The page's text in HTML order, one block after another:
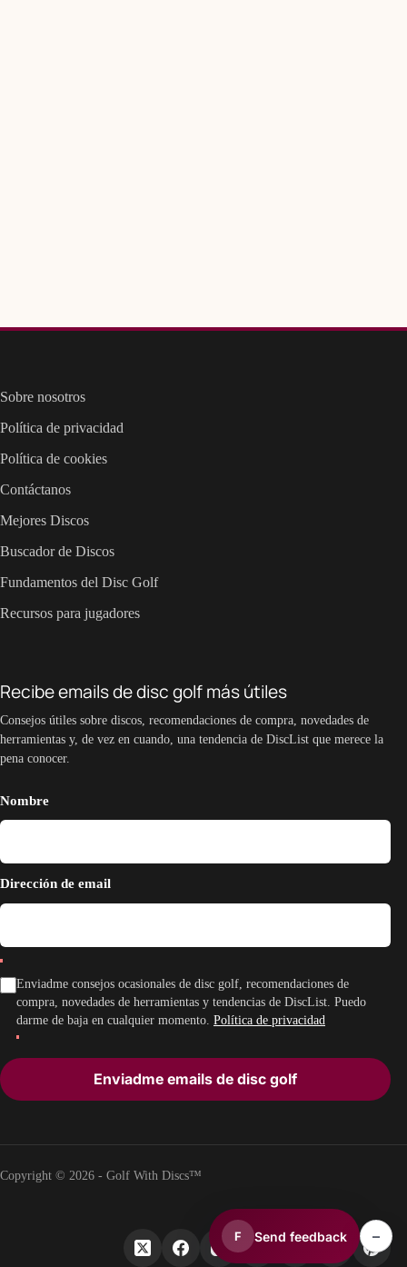
Sobre nosotros
Política de privacidad
Política de cookies
Contáctanos
Mejores Discos
Buscador de Discos
Fundamentos del Disc Golf
Recursos para jugadores
Recibe emails de disc golf más útiles
Consejos útiles sobre discos, recomendaciones de compra, novedades de
herramientas y, de vez en cuando, una tendencia de DiscList que merece la
pena conocer.
Nombre
Dirección de email
Enviadme consejos ocasionales de disc golf, recomendaciones de
compra, novedades de herramientas y tendencias de DiscList. Puedo
darme de baja en cualquier momento. Política de privacidad
Enviadme emails de disc golf
Copyright © 2026 - Golf With Discs™
F Send feedback –